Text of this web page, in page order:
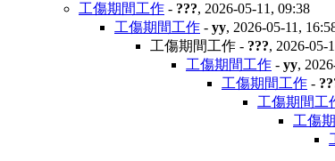
工傷期間工作 - ???, 2026-05-11, 09:38
工傷期間工作 - yy, 2026-05-11,
工傷期間工作 - ???, 2026-05-
工傷期間工作 - yy,
工傷期間工作 -
工傷期間工
工傷